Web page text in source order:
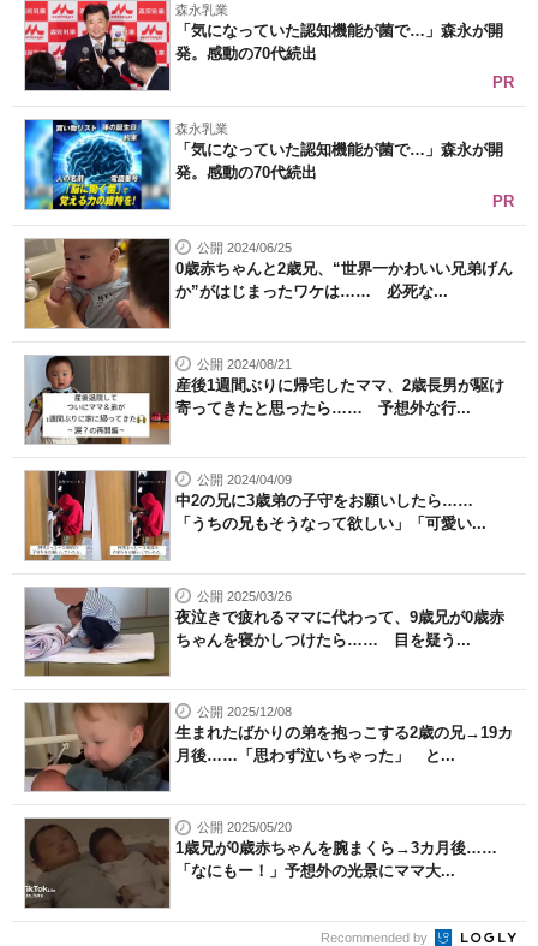
森永乳業
「気になっていた認知機能が菌で…」森永が開
発。感動の70代続出
PR
森永乳業
「気になっていた認知機能が菌で…」森永が開
発。感動の70代続出
PR
公開 2024/06/25
0歳赤ちゃんと2歳兄、“世界一かわいい兄弟げん
か”がはじまったワケは…… 必死な...
公開 2024/08/21
産後1週間ぶりに帰宅したママ、2歳長男が駆け
寄ってきたと思ったら…… 予想外な行...
公開 2024/04/09
中2の兄に3歳弟の子守をお願いしたら……
「うちの兄もそうなって欲しい」「可愛い...
公開 2025/03/26
夜泣きで疲れるママに代わって、9歳兄が0歳赤
ちゃんを寝かしつけたら…… 目を疑う...
公開 2025/12/08
生まれたばかりの弟を抱っこする2歳の兄→19カ
月後……「思わず泣いちゃった」 と...
公開 2025/05/20
1歳兄が0歳赤ちゃんを腕まくら→3カ月後……
「なにもー！」予想外の光景にママ大...
Recommended by